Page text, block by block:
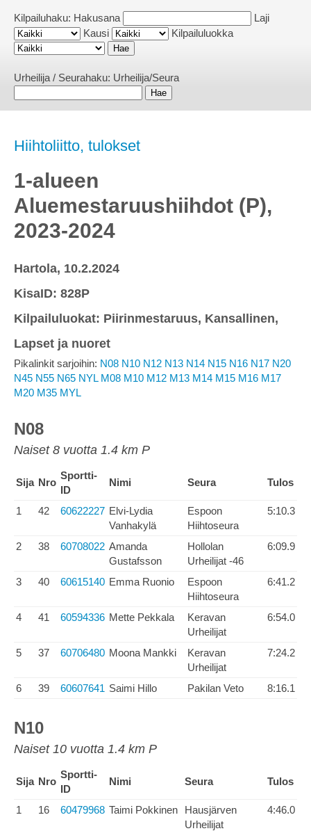
Kilpailuhaku: Hakusana
Laji
Kausi
Kilpailuluokka
Urheilija / Seurahaku: Urheilija/Seura
Hiihtoliitto, tulokset
1-alueen
Aluemestaruushiihdot (P),
2023-2024
Hartola, 10.2.2024
KisaID: 828P
Kilpailuluokat: Piirinmestaruus, Kansallinen,
Lapset ja nuoret
Pikalinkit sarjoihin: N08 N10 N12 N13 N14 N15 N16 N17 N20
N45 N55 N65 NYL M08 M10 M12 M13 M14 M15 M16 M17
M20 M35 MYL
N08
Naiset 8 vuotta 1.4 km P
Sija Nro
Sportti-
ID
Nimi Seura Tulos
1 42 60622227 Elvi-Lydia
Vanhakylä
Espoon
Hiihtoseura
5:10.3
2 38 60708022 Amanda
Gustafsson
Hollolan
Urheilijat -46
6:09.9
3 40 60615140 Emma Ruonio
Espoon
Hiihtoseura
6:41.2
4 41 60594336 Mette Pekkala
Keravan
Urheilijat
6:54.0
5 37 60706480 Moona Mankki
Keravan
Urheilijat
7:24.2
6 39 60607641 Saimi Hillo Pakilan Veto 8:16.1
N10
Naiset 10 vuotta 1.4 km P
Sija Nro
Sportti-
ID
Nimi Seura Tulos
1 16 60479968 Taimi Pokkinen
Hausjärven
Urheilijat
4:46.0